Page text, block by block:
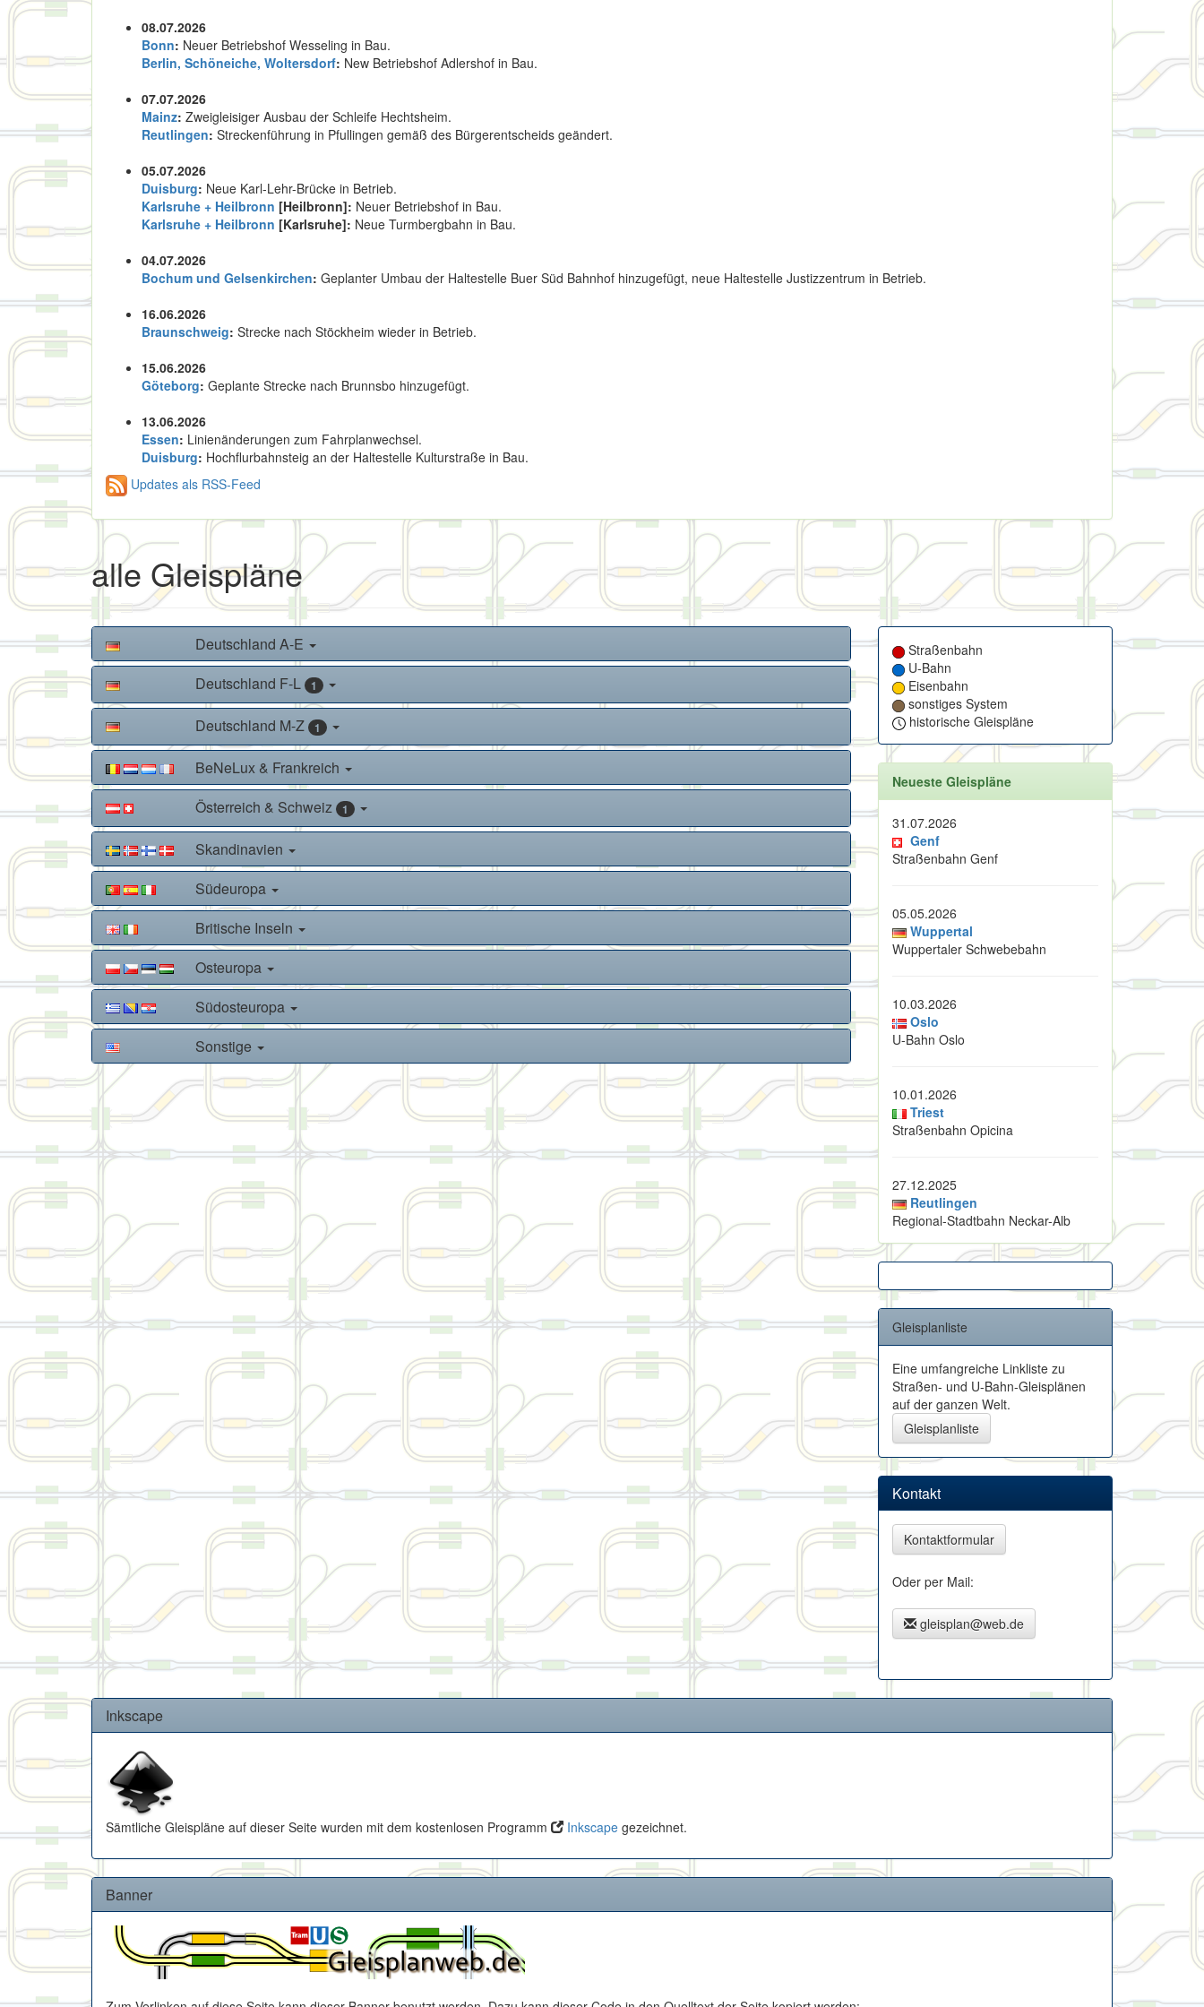
08.07.2026
Bonn: Neuer Betriebshof Wesseling in Bau.
Berlin, Schöneiche, Woltersdorf: New Betriebshof Adlershof in Bau.
07.07.2026
Mainz: Zweigleisiger Ausbau der Schleife Hechtsheim.
Reutlingen: Streckenführung in Pfullingen gemäß des Bürgerentscheids geändert.
05.07.2026
Duisburg: Neue Karl-Lehr-Brücke in Betrieb.
Karlsruhe + Heilbronn [Heilbronn]: Neuer Betriebshof in Bau.
Karlsruhe + Heilbronn [Karlsruhe]: Neue Turmbergbahn in Bau.
04.07.2026
Bochum und Gelsenkirchen: Geplanter Umbau der Haltestelle Buer Süd Bahnhof hinzugefügt, neue Haltestelle Justizzentrum in Betrieb.
16.06.2026
Braunschweig: Strecke nach Stöckheim wieder in Betrieb.
15.06.2026
Göteborg: Geplante Strecke nach Brunnsbo hinzugefügt.
13.06.2026
Essen: Linienänderungen zum Fahrplanwechsel.
Duisburg: Hochflurbahnsteig an der Haltestelle Kulturstraße in Bau.
Updates als RSS-Feed
alle Gleispläne
Deutschland A-E
Deutschland F-L
1
Deutschland M-Z 1
BeNeLux & Frankreich
Österreich & Schweiz
1
Skandinavien
Südeuropa
Britische Inseln
Osteuropa
Südosteuropa
Sonstige
Straßenbahn
U-Bahn
Eisenbahn
sonstiges System
historische Gleispläne
Neueste Gleispläne
31.07.2026
Genf
Straßenbahn Genf
05.05.2026
Wuppertal
Wuppertaler Schwebebahn
10.03.2026
Oslo
U-Bahn Oslo
10.01.2026
Triest
Straßenbahn Opicina
27.12.2025
Reutlingen
Regional-Stadtbahn Neckar-Alb
Gleisplanliste
Eine umfangreiche Linkliste zu
Straßen- und U-Bahn-Gleisplänen
auf der ganzen Welt.
Gleisplanliste
Kontakt
Kontaktformular
Oder per Mail:
gleisplan@web.de
Inkscape
Sämtliche Gleispläne auf dieser Seite wurden mit dem kostenlosen Programm Inkscape gezeichnet.
Banner